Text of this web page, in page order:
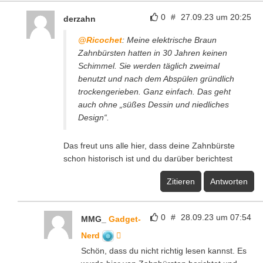
0 # 27.09.23 um 20:25
derzahn
@Ricochet: Meine elektrische Braun
Zahnbürsten hatten in 30 Jahren keinen
Schimmel. Sie werden täglich zweimal
benutzt und nach dem Abspülen gründlich
trockengerieben. Ganz einfach. Das geht
auch ohne „süßes Dessin und niedliches
Design“.
Das freut uns alle hier, dass deine Zahnbürste
schon historisch ist und du darüber berichtest
Zitieren Antworten
0 # 28.09.23 um 07:54
MMG_ Gadget-
Nerd
Schön, dass du nicht richtig lesen kannst. Es